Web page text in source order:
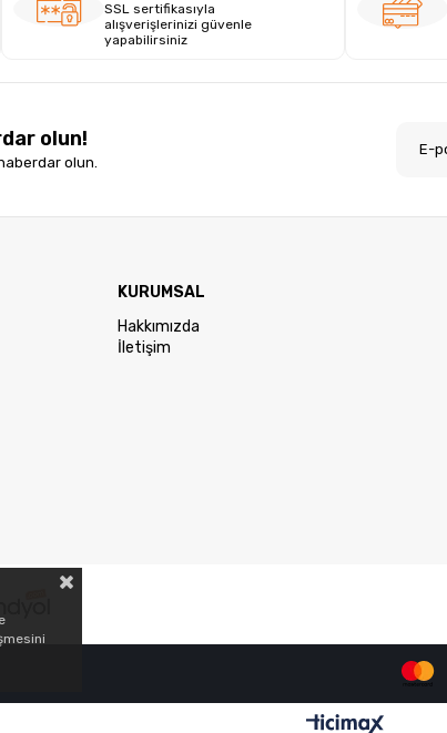
SSL sertifikasıyla
alışverişlerinizi güvenle
yapabilirsiniz
olun!
olun.
KURUMSAL
Hakkımızda
İletişim